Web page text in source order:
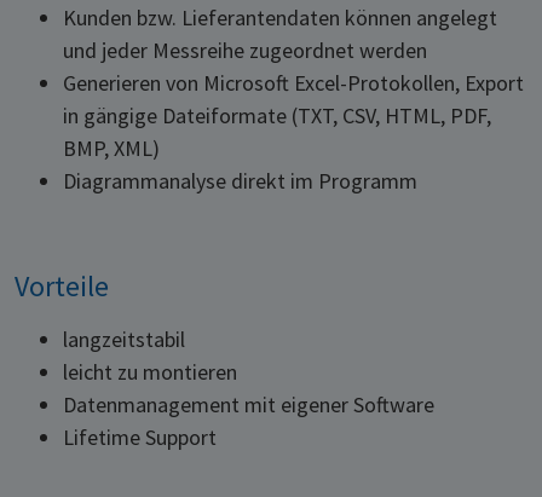
Kunden bzw. Lieferantendaten können angelegt
und jeder Messreihe zugeordnet werden
Generieren von Microsoft Excel-Protokollen, Export
in gängige Dateiformate (TXT, CSV, HTML, PDF,
BMP, XML)
Diagrammanalyse direkt im Programm
Vorteile
langzeitstabil
leicht zu montieren
Datenmanagement mit eigener Software
Lifetime Support